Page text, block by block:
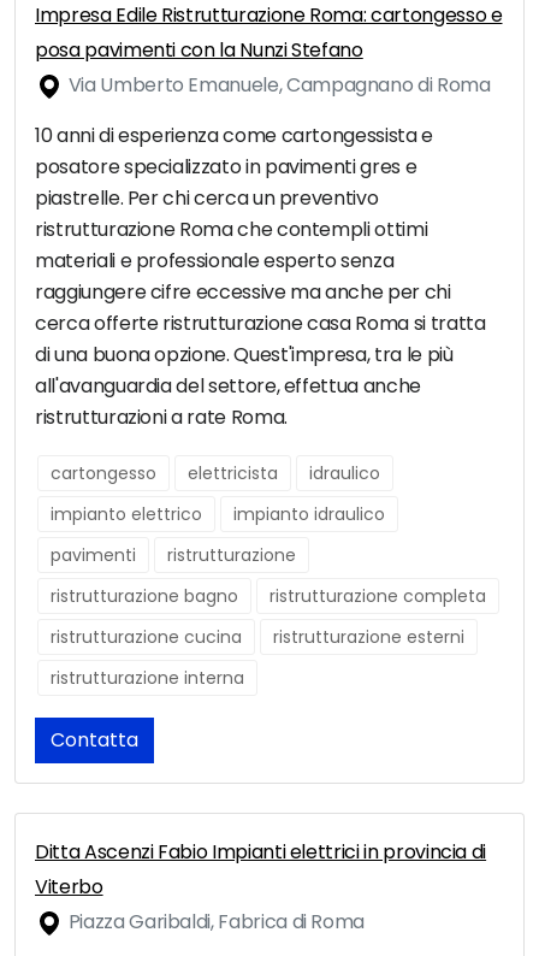
Impresa Edile Ristrutturazione Roma: cartongesso e
posa pavimenti con la Nunzi Stefano
Via Umberto Emanuele, Campagnano di Roma
10 anni di esperienza come cartongessista e
posatore specializzato in pavimenti gres e
piastrelle. Per chi cerca un preventivo
ristrutturazione Roma che contempli ottimi
materiali e professionale esperto senza
raggiungere cifre eccessive ma anche per chi
cerca offerte ristrutturazione casa Roma si tratta
di una buona opzione. Quest'impresa, tra le più
all'avanguardia del settore, effettua anche
ristrutturazioni a rate Roma.
cartongesso elettricista
idraulico
impianto elettrico
impianto idraulico
pavimenti
ristrutturazione
ristrutturazione bagno
ristrutturazione completa
ristrutturazione cucina
ristrutturazione esterni
ristrutturazione interna
Contatta
Ditta Ascenzi Fabio Impianti elettrici in provincia di
Viterbo
Piazza Garibaldi, Fabrica di Roma